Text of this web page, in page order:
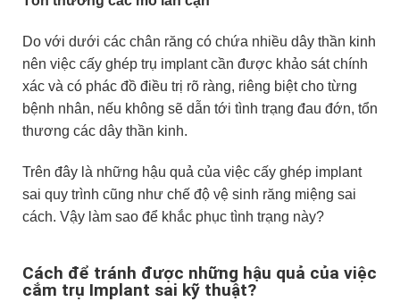
Do với dưới các chân răng có chứa nhiều dây thần kinh
nên việc cấy ghép trụ implant cần được khảo sát chính
xác và có phác đồ điều trị rõ ràng, riêng biệt cho từng
bệnh nhân, nếu không sẽ dẫn tới tình trạng đau đớn, tổn
thương các dây thần kinh.
Trên đây là những hậu quả của việc cấy ghép implant
sai quy trình cũng như chế độ vệ sinh răng miệng sai
cách. Vậy làm sao để khắc phục tình trạng này?
Cách để tránh được những hậu quả của việc
cắm trụ Implant sai kỹ thuật?